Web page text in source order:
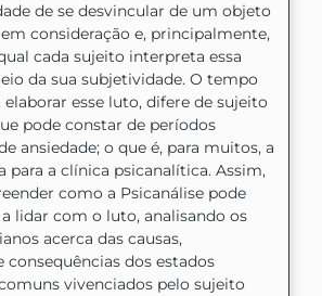
de se desvincular de um objeto
consideração e, principalmente,
cada sujeito interpreta essa
da sua subjetividade. O tempo
elaborar esse luto, difere de sujeito
pode constar de períodos
ansiedade; o que é, para muitos, a
para a clínica psicanalítica. Assim,
como a Psicanálise pode
lidar com o luto, analisando os
acerca das causas,
consequências dos estados
vivenciados pelo sujeito